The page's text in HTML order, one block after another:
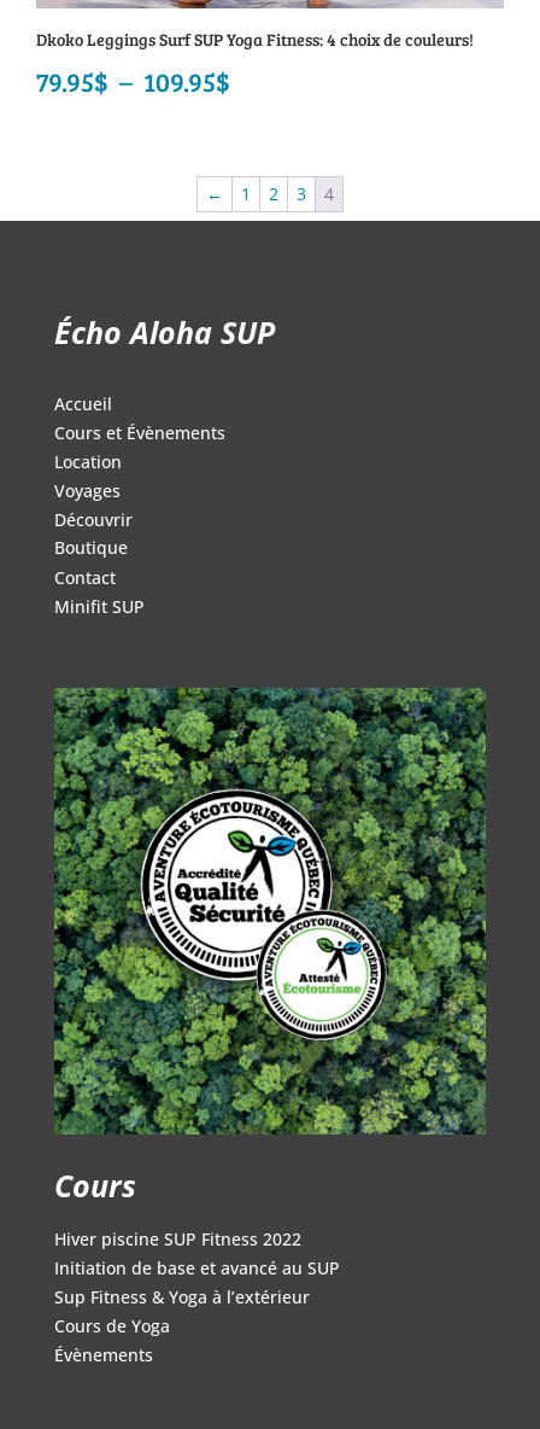
Dkoko Leggings Surf SUP Yoga Fitness: 4 choix de couleurs!
79.95$ – 109.95$
prix :
79.95$
← 1 2 3 4
Écho Aloha SUP
Accueil
Cours et Évènements
Location
Voyages
Découvrir
Boutique
Contact
Minifit SUP
Cours
Hiver piscine SUP Fitness 2022
Initiation de base et avancé au SUP
Sup Fitness & Yoga à l’extérieur
Cours de Yoga
Évènements